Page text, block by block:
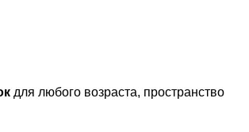
для любого возраста, пространство